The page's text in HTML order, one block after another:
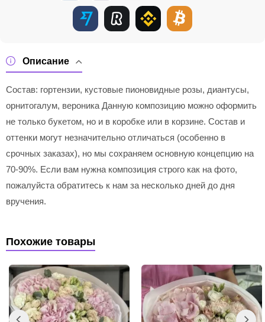
Описание
Состав: гортензии, кустовые пионовидные розы, диантусы,
орнитогалум, вероника Данную композицию можно оформить
не только букетом, но и в коробке или в корзине. Состав и
оттенки могут незначительно отличаться (особенно в
срочных заказах), но мы сохраняем основную концепцию на
70-90%. Если вам нужна композиция строго как на фото,
пожалуйста обратитесь к нам за несколько дней до дня
вручения.
Похожие товары